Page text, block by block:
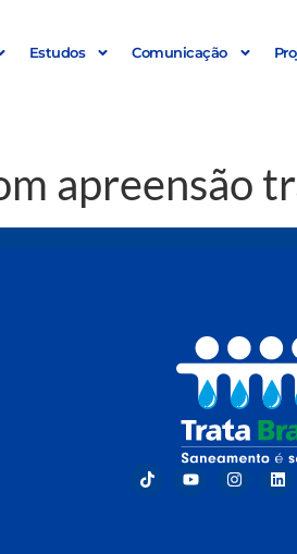
Estudos Comunicação
apreensão